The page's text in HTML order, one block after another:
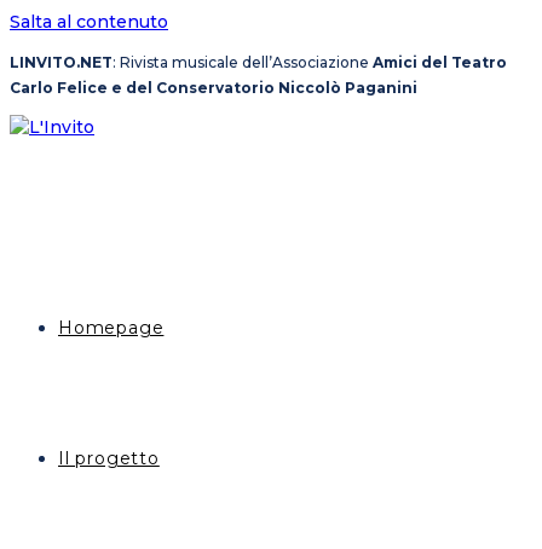
Salta al contenuto
LINVITO.NET: Rivista musicale dell’Associazione Amici del Teatro
Carlo Felice e del Conservatorio Niccolò Paganini
Homepage
Il progetto